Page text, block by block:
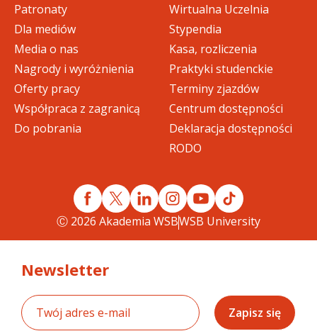
Patronaty
Dla mediów
Media o nas
Nagrody i wyróżnienia
Oferty pracy
Współpraca z zagranicą
Do pobrania
Wirtualna Uczelnia
Stypendia
Kasa, rozliczenia
Praktyki studenckie
Terminy zjazdów
Centrum dostępności
Deklaracja dostępności
RODO
Ⓒ 2026 Akademia WSBWSB University
Newsletter
Zapisz się